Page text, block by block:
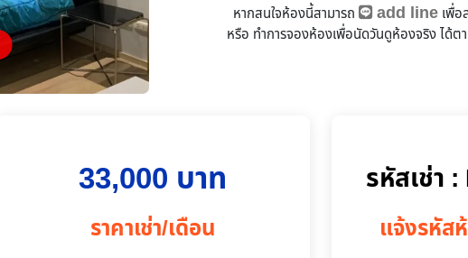
มีผู้เช่าแล้ว
หากสนใจห้องนี้สามารถ add line เพื่อ
หรือ ทำการจองห้องเพื่อนัดวันดูห้องจริงได้ต
33,000 บาท
ราคาเช่า/เดือน
รหัสเช่า
แจ้งรหัส